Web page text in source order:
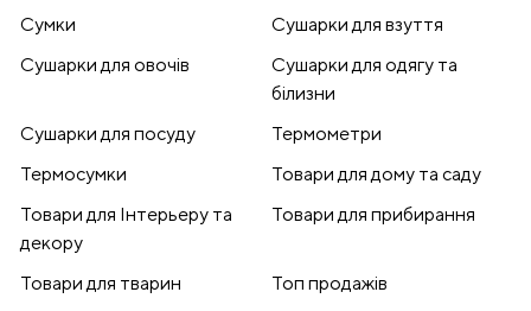
Сумки
Сушарки для взуття
Сушарки для овочів
Сушарки для одягу та
білизни
Сушарки для посуду
Термометри
Термосумки
Товари для дому та саду
Товари для Інтерьеру та
декору
Товари для прибирання
Товари для тварин
Топ продажів